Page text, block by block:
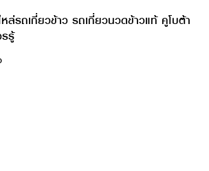
ละรถเกี่ยวนวดข้าวคูโบต้ายังประหยัดน้ำมันอีก
ล่รถเกี่ยวข้าว รถเกี่ยวนวดข้าวแท้ คูโบต้า
รู้